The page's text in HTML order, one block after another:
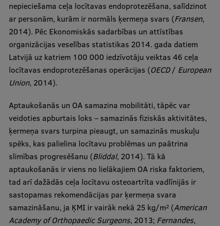
Zinātniskie institūti un laboratorijas
Pētniecības datu pārvaldība
RSU zinātnes portāls
Zinātnes ietekme
Pētniecības platformas
Doktorantūras skola
Pētniecības pakalpojumi
Pētniecības projekti
Zinātnieku brokastis
Vertikāli integrētie projekti
Zinātniskās konferences
Inovāciju centrs
nepieciešama ceļa locītavas endoprotezēšana, salīdzinot
ar personām, kurām ir normāls ķermeņa svars (Fransen,
2014). Pēc Ekonomiskās sadarbības un attīstības
organizācijas veselības statistikas 2014. gada datiem
Latvijā uz katriem 100 000 iedzīvotāju veiktas 46 ceļa
locītavas endoprotezēšanas operācijas (OECD/ European
Union, 2014).
Aptaukošanās un OA samazina mobilitāti, tāpēc var
veidoties apburtais loks – samazinās fiziskās aktivitātes,
ķermeņa svars turpina pieaugt, un samazinās muskuļu
spēks, kas palielina locītavu problēmas un paātrina
slimības progresēšanu (Bliddal, 2014). Tā kā
aptaukošanās ir viens no lielākajiem OA riska faktoriem,
tad arī dažādās ceļa locītavu osteoartrīta vadlīnijās ir
sastopamas rekomendācijas par ķermeņa svara
samazināšanu, ja ĶMI ir vairāk nekā 25 kg/m2(American
Academy of Orthopaedic Surgeons, 2013; Fernandes,